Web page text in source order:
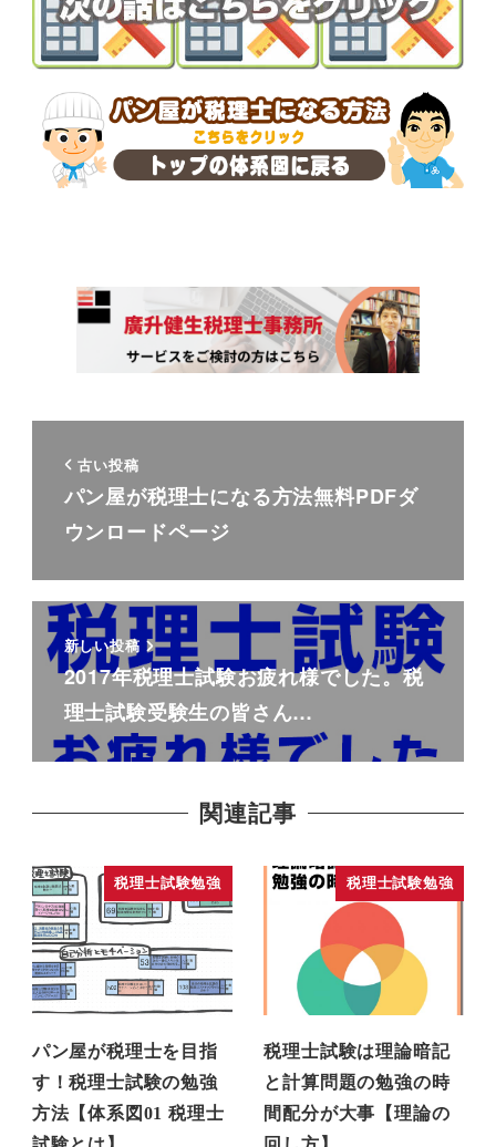
古い投稿
パン屋が税理士になる方法無料PDFダ
ウンロードページ
新しい投稿
2017年税理士試験お疲れ様でした。税
理士試験受験生の皆さん…
関連記事
税理士試験勉強
パン屋が税理士を目指
す！税理士試験の勉強
方法【体系図01 税理士
税理士試験勉強
税理士試験は理論暗記
と計算問題の勉強の時
間配分が大事【理論の